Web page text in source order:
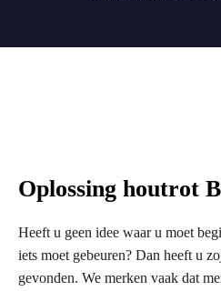
Oplossing houtrot
Heeft u geen idee waar u moet
iets moet gebeuren? Dan heeft u
gevonden. We merken vaak dat